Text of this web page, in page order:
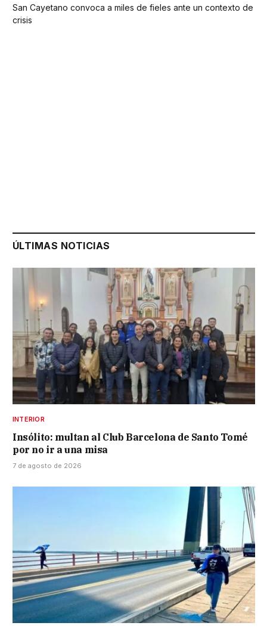
San Cayetano convoca a miles de fieles ante un contexto de
crisis
ÚLTIMAS NOTICIAS
INTERIOR
Insólito: multan al Club Barcelona de Santo Tomé
por no ir a una misa
7 de agosto de 2026